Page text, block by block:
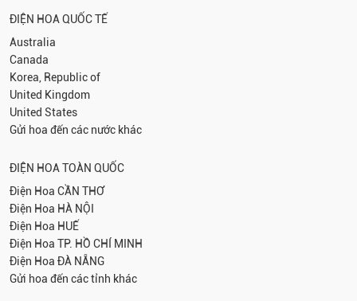
ĐIỆN HOA QUỐC TẾ
Australia
Canada
Korea, Republic of
United Kingdom
United States
Gửi hoa đến các nước khác
ĐIỆN HOA TOÀN QUỐC
Điện Hoa CẦN THƠ
Điện Hoa HÀ NỘI
Điện Hoa HUẾ
Điện Hoa TP. HỒ CHÍ MINH
Điện Hoa ĐÀ NẴNG
Gửi hoa đến các tỉnh khác